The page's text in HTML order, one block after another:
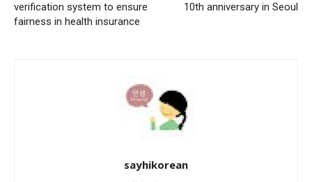
verification system to ensure
fairness in health insurance
10th anniversary in Seoul
sayhikorean